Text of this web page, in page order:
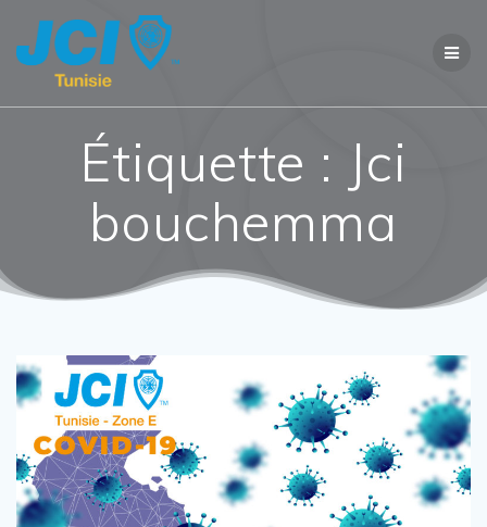
Étiquette : Jci
bouchemma